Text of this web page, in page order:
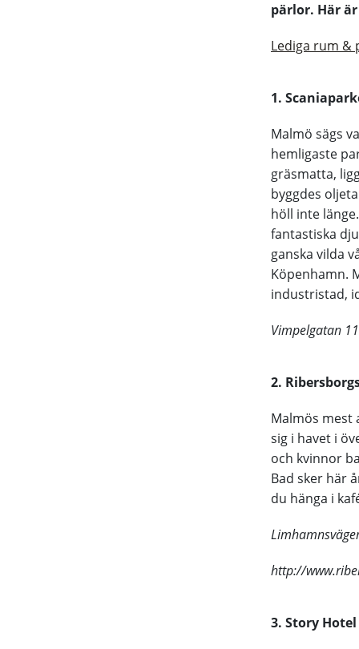
pärlor. Här
Lediga rum &
1.
Malmö sägs
hemligaste
gräsmatta,
byggdes
höll inte
fantastiska
ganska vilda
Köpenhamn.
industristad,
Vimpelgatan 11
2.
Malmös mest
sig i havet i
och kvinnor
Bad sker här
du hänga i
http://
3. Story